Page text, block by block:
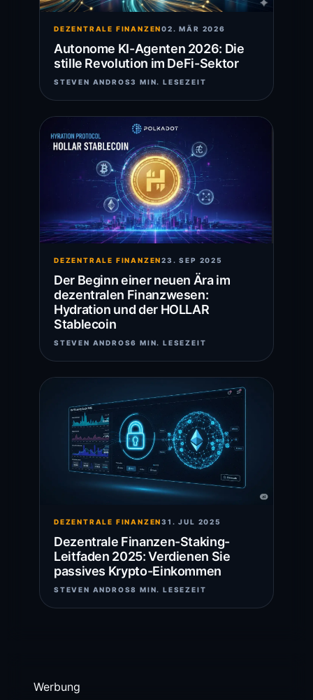
DEZENTRALE FINANZEN02. MÄR 2026
Autonome KI-Agenten 2026: Die
stille Revolution im DeFi-Sektor
STEVEN ANDROS3 MIN. LESEZEIT
DEZENTRALE FINANZEN23. SEP 2025
Der Beginn einer neuen Ära im
dezentralen Finanzwesen:
Hydration und der HOLLAR
Stablecoin
STEVEN ANDROS6 MIN. LESEZEIT
DEZENTRALE FINANZEN31. JUL 2025
Dezentrale Finanzen-Staking-
Leitfaden 2025: Verdienen Sie
passives Krypto-Einkommen
STEVEN ANDROS8 MIN. LESEZEIT
Werbung